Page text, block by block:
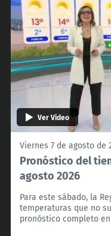
Ver Video
Viernes 7 de agosto de
Pronóstico del
agosto 2026
Para este sábado, la
temperaturas que no
pronóstico completo en